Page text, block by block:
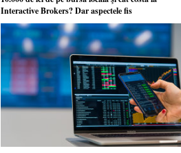
Interactive Brokers? Dar aspectele fis